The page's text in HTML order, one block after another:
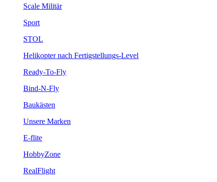
Scale Militär
Sport
STOL
Helikopter nach Fertigstellungs-Level
Ready-To-Fly
Bind-N-Fly
Baukästen
Unsere Marken
E-flite
HobbyZone
RealFlight